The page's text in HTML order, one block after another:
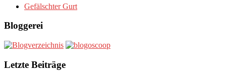
Gefälschter Gurt
Bloggerei
Letzte Beiträge